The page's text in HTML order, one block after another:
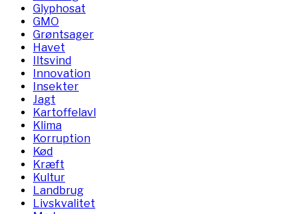
Glyphosat
GMO
Grøntsager
Havet
Iltsvind
Innovation
Insekter
Jagt
Kartoffelavl
Klima
Korruption
Kød
Kræft
Kultur
Landbrug
Livskvalitet